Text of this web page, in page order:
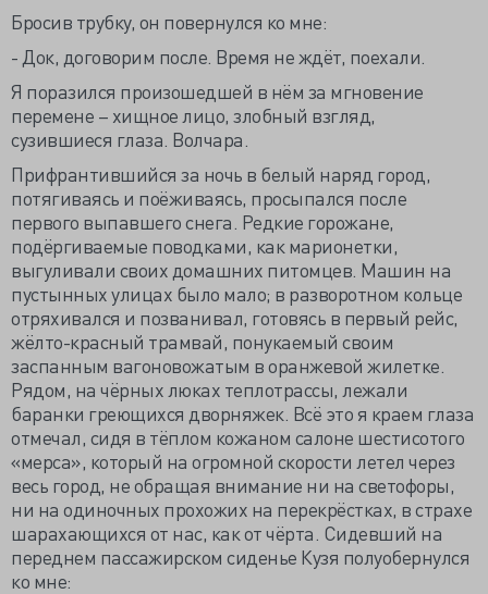
Бросив трубку, он повернулся ко мне:
- Док, договорим после. Время не ждёт, поехали.
Я поразился произошедшей в нём за мгновение
перемене – хищное лицо, злобный взгляд,
сузившиеся глаза. Волчара.
Прифрантившийся за ночь в белый наряд город,
потягиваясь и поёживаясь, просыпался после
первого выпавшего снега. Редкие горожане,
подёргиваемые поводками, как марионетки,
выгуливали своих домашних питомцев. Машин на
пустынных улицах было мало; в разворотном кольце
отряхивался и позванивал, готовясь в первый рейс,
жёлто-красный трамвай, понукаемый своим
заспанным вагоновожатым в оранжевой жилетке.
Рядом, на чёрных люках теплотрассы, лежали
баранки греющихся дворняжек. Всё это я краем глаза
отмечал, сидя в тёплом кожаном салоне шестисотого
«мерса», который на огромной скорости летел через
весь город, не обращая внимание ни на светофоры,
ни на одиночных прохожих на перекрёстках, в страхе
шарахающихся от нас, как от чёрта. Сидевший на
переднем пассажирском сиденье Кузя полуобернулся
ко мне: